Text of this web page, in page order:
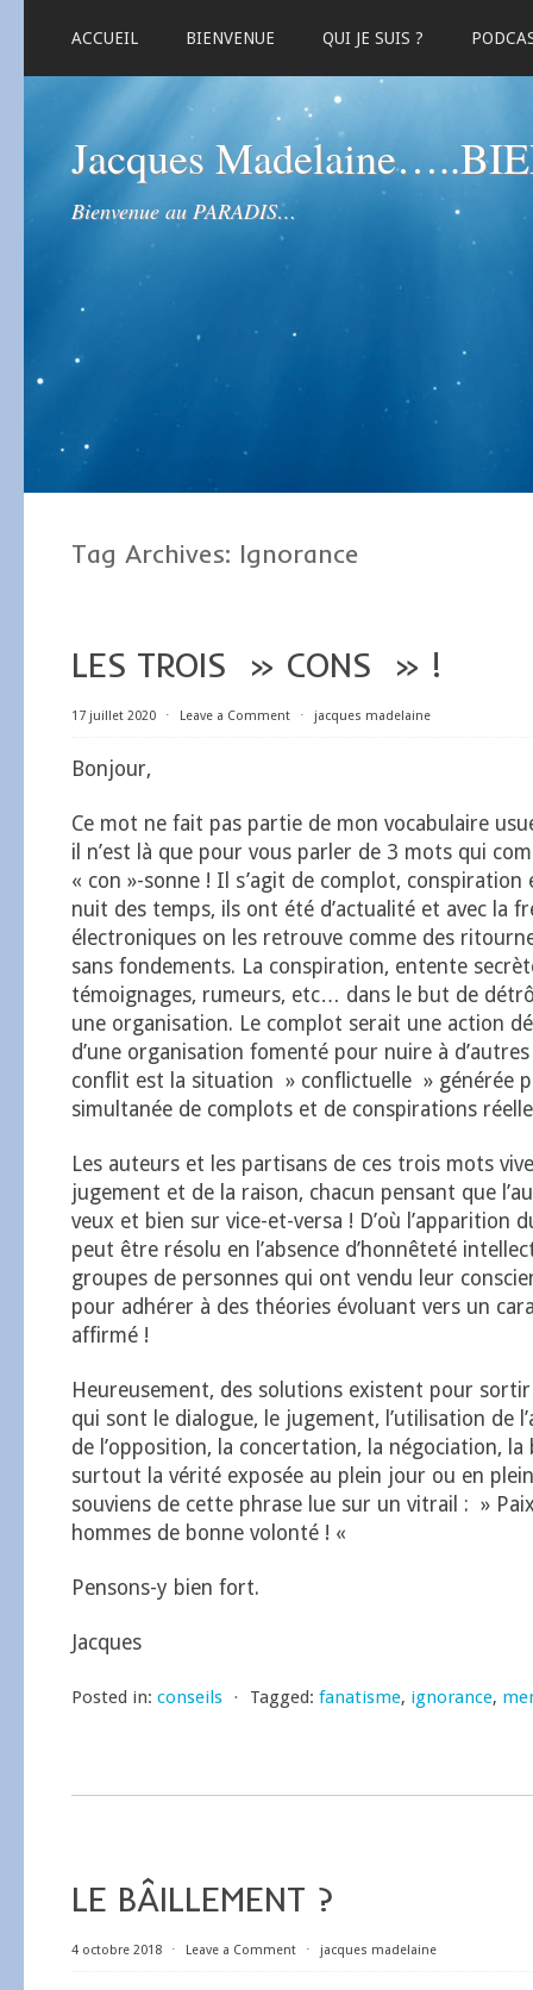
ACCUEIL BIENVENUE QUI JE SUIS ?
Jacques
Bienvenue au PARADIS…
Tag Archives: Ignorance
LES TROIS » CONS » !
17 juillet 2020 ⋅ Leave a Comment ⋅ jacques madelaine
Bonjour,
Ce mot ne fait pas partie de mon vocabulaire
il n’est là que pour vous parler de 3 mots qui
« con »-sonne ! Il s’agit de complot,
nuit des temps, ils ont été d’actualité et avec la
électroniques on les retrouve comme des
sans fondements. La conspiration, entente
témoignages, rumeurs, etc… dans le but de
une organisation. Le complot serait une action
d’une organisation fomenté pour nuire à
conflit est la situation » conflictuelle » générée
simultanée de complots et de conspirations
Les auteurs et les partisans de ces trois mots
jugement et de la raison, chacun pensant que
veux et bien sur vice-et-versa ! D’où l’apparition
peut être résolu en l’absence d’honnêteté
groupes de personnes qui ont vendu leur
pour adhérer à des théories évoluant vers un
affirmé !
Heureusement, des solutions existent pour sortir
qui sont le dialogue, le jugement, l’utilisation de
de l’opposition, la concertation, la négociation,
surtout la vérité exposée au plein jour ou en
souviens de cette phrase lue sur un vitrail : »
hommes de bonne volonté ! «
Pensons-y bien fort.
Jacques
Posted in: conseils ⋅ Tagged: fanatisme, ignorance,
LE BÂILLEMENT ?
4 octobre 2018 ⋅ Leave a Comment ⋅ jacques madelaine